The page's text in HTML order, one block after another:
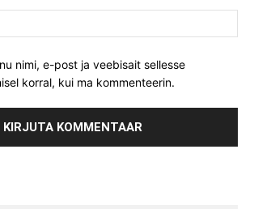
nimi, e-post ja veebisait sellesse
korral, kui ma kommenteerin.